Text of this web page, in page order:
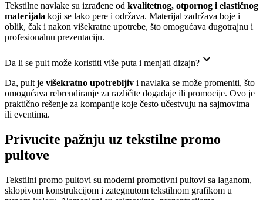
Tekstilne navlake su izrađene od kvalitetnog, otpornog i elastičnog
materijala koji se lako pere i održava. Materijal zadržava boje i
oblik, čak i nakon višekratne upotrebe, što omogućava dugotrajnu i
profesionalnu prezentaciju.
Da li se pult može koristiti više puta i menjati dizajn?
Da, pult je višekratno upotrebljiv i navlaka se može promeniti, što
omogućava rebrendiranje za različite događaje ili promocije. Ovo je
praktično rešenje za kompanije koje često učestvuju na sajmovima
ili eventima.
Privucite pažnju uz tekstilne promo
pultove
Tekstilni promo pultovi su moderni promotivni pultovi sa laganom,
sklopivom konstrukcijom i zategnutom tekstilnom grafikom u